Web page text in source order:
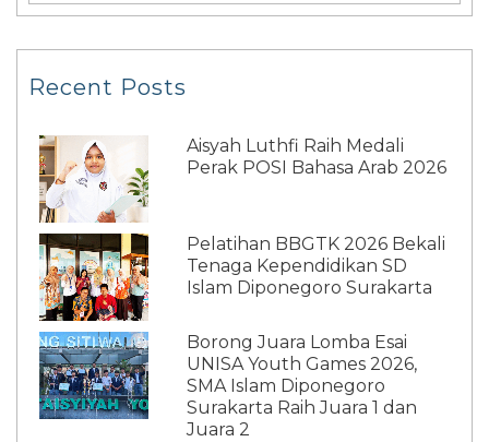
Recent Posts
Aisyah Luthfi Raih Medali
Perak POSI Bahasa Arab 2026
Pelatihan BBGTK 2026 Bekali
Tenaga Kependidikan SD
Islam Diponegoro Surakarta
Borong Juara Lomba Esai
UNISA Youth Games 2026,
SMA Islam Diponegoro
Surakarta Raih Juara 1 dan
Juara 2